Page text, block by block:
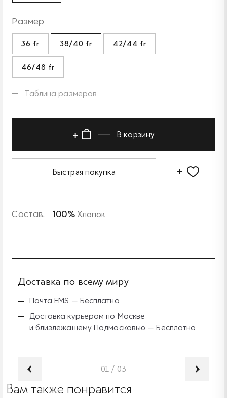
Размер
36 fr 38/40 fr 42/44 fr
46/48 fr
Таблица размеров
В корзину
Быстрая покупка
Состав: 100%Хлопок
Доставка по всему миру
Почта EMS — Бесплатно
Доставка курьером по Москве
и близлежащему Подмосковью — Бесплатно
01 / 03
Вам также понравится